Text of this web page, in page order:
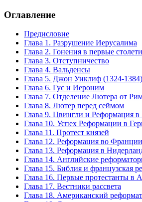
Оглавление
Предисловие
Глава 1. Разрушение Иерусалима
Глава 2. Гонения в первые
Глава 3. Отступничество
Глава 4. Вальденсы
Глава 5. Джон Уиклиф (1324-1384)
Глава 6. Гус и Иероним
Глава 7. Отделение Лютера от
Глава 8. Лютер перед сеймом
Глава 9. Цвингли и Реформация
Глава 10. Успех Реформации в
Глава 11. Протест князей
Глава 12. Реформация во Франции
Глава 13. Реформация в
Глава 14. Английские
Глава 15. Библия и французская
Глава 16. Первые протестанты в
Глава 17. Вестники рассвета
Глава 18. Американский